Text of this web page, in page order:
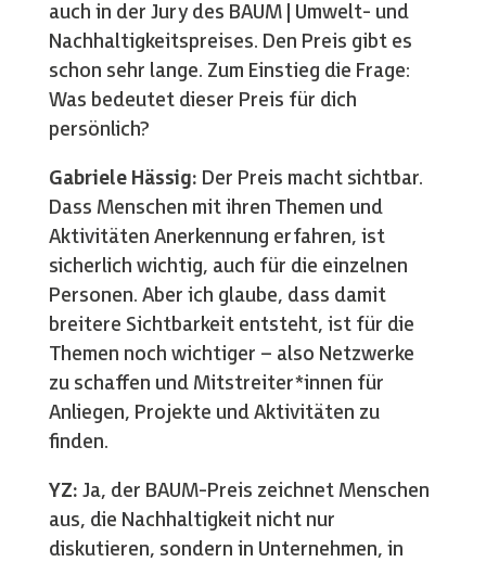
auch in der Jury des BAUM | Umwelt- und
Nachhaltigkeitspreises. Den Preis gibt es
schon sehr lange. Zum Einstieg die Frage:
Was bedeutet dieser Preis für dich
persönlich?
Gabriele Hässig: Der Preis macht sichtbar.
Dass Menschen mit ihren Themen und
Aktivitäten Anerkennung erfahren, ist
sicherlich wichtig, auch für die einzelnen
Personen. Aber ich glaube, dass damit
breitere Sichtbarkeit entsteht, ist für die
Themen noch wichtiger – also Netzwerke
zu schaffen und Mitstreiter*innen für
Anliegen, Projekte und Aktivitäten zu
finden.
YZ: Ja, der BAUM-Preis zeichnet Menschen
aus, die Nachhaltigkeit nicht nur
diskutieren, sondern in Unternehmen, in